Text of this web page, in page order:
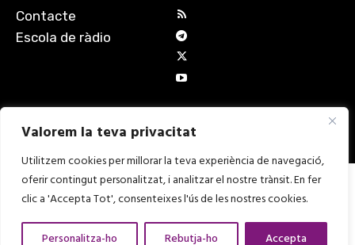
Valorem la teva privacitat
Utilitzem cookies per millorar la teva experiència de navegació,
oferir contingut personalitzat, i analitzar el nostre trànsit. En fer
clic a 'Accepta Tot', consenteixes l'ús de les nostres cookies.
Personalitza-ho Rebutja-ho Accepta
Contacte
Escola de ràdio
Amb el suport de